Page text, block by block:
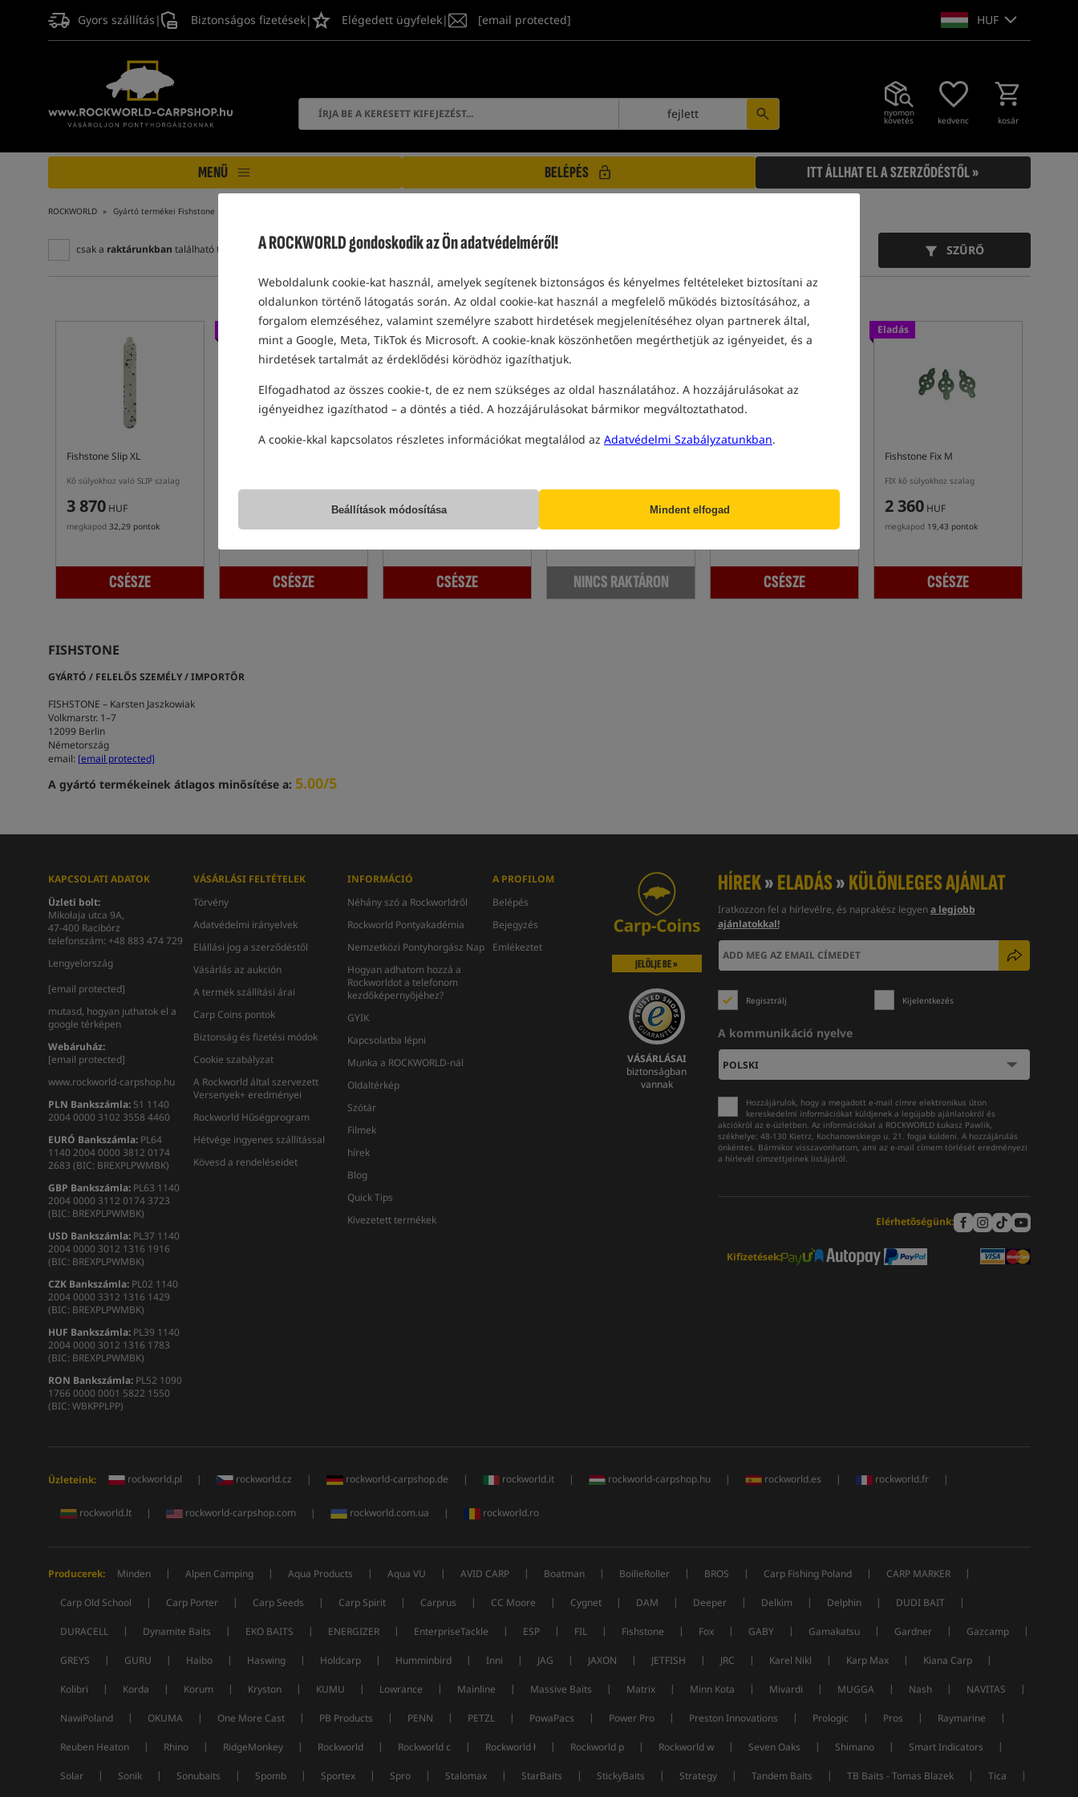
A ROCKWORLD gondoskodik az Ön adatvédelméről!
Weboldalunk cookie-kat használ, amelyek segítenek biztonságos és kényelmes feltételeket biztosítani az
oldalunkon történő látogatás során. Az oldal cookie-kat használ a megfelelő működés biztosításához, a
forgalom elemzéséhez, valamint személyre szabott hirdetések megjelenítéséhez olyan partnerek által,
mint a Google, Meta, TikTok és Microsoft. A cookie-knak köszönhetően megérthetjük az igényeidet, és a
hirdetések tartalmát az érdeklődési körödhöz igazíthatjuk.
Elfogadhatod az összes cookie-t, de ez nem szükséges az oldal használatához. A hozzájárulásokat az
igényeidhez igazíthatod – a döntés a tiéd. A hozzájárulásokat bármikor megváltoztathatod.
A cookie-kkal kapcsolatos részletes információkat megtalálod az Adatvédelmi Szabályzatunkban.
Beállítások módosítása Mindent elfogad
Gyors szállítás | Biztonságos fizetések| Elégedett ügyfelek| [email protected] HUF
nyomon
követés kedvenc kosár
fejlett
MENÜ BELÉPÉS ITT ÁLLHAT EL A SZERZŐDÉSTŐL »
ROCKWORLD Gyártó termékei Fishstone
csak a raktárunkban található termékek SZŰRŐ
TERMÉKEK FISHSTONE
Fishstone Slip XL
Kő súlyokhoz való SLIP szalag
3 870 HUF
megkapod 32,29 pontok
CSÉSZE
megkapod
CSÉSZE
2 020HUF
CSÉSZE NINCS RAKTÁRON
Eladás
3 120
CSÉSZE
Eladás
Fishstone Fix M
FIX kő súlyokhoz szalag
2 360 HUF
megkapod 19,43 pontok
CSÉSZE
FISHSTONE
GYÁRTÓ / FELELŐS SZEMÉLY / IMPORTŐR
FISHSTONE – Karsten Jaszkowiak
Volkmarstr. 1–7
12099 Berlin
Németország
email: [email protected]
A gyártó termékeinek átlagos minősítése a: 5.00/5
HÍREK»ELADÁS»KÜLÖNLEGES AJÁNLAT
Iratkozzon fel a hírlevélre, és naprakész legyena legjobb
ajánlatokkal!
Regisztrálj Kijelentkezés
A kommunikáció nyelve
Hozzájárulok, hogy a megadott e-mail címre elektronikus úton
kereskedelmi információkat küldjenek a legújabb ajánlatokról és
akciókról az e-üzletben. Az információkat a ROCKWORLD Łukasz Pawlik,
székhelye: 48-130 Kietrz, Kochanowskiego u. 21. fogja küldeni. A hozzájárulás
önkéntes. Bármikor visszavonhatom, ami az e-mail címem törlését eredményezi
a hírlevél címzettjeinek listájáról.
Elérhetőségünk:
Kifizetések:
KAPCSOLATI ADATOK
Üzleti bolt:
Mikołaja utca 9A,
47-400 Racibórz
telefonszám: +48 883 474 729
Lengyelország
[email protected]
mutasd, hogyan juthatok el a
google térképen
Webáruház:
[email protected]
www.rockworld-carpshop.hu
PLN Bankszámla:51 1140
2004 0000 3102 3558 4460
EURÓ Bankszámla:PL64
1140 2004 0000 3812 0174
2683 (BIC: BREXPLPWMBK)
GBP Bankszámla:PL63 1140
2004 0000 3112 0174 3723
(BIC: BREXPLPWMBK)
USD Bankszámla:PL37 1140
2004 0000 3012 1316 1916
(BIC: BREXPLPWMBK)
CZK Bankszámla:PL02 1140
2004 0000 3312 1316 1429
(BIC: BREXPLPWMBK)
HUF Bankszámla:PL39 1140
2004 0000 3012 1316 1783
(BIC: BREXPLPWMBK)
RON Bankszámla:PL52 1090
1766 0000 0001 5822 1550
(BIC: WBKPPLPP)
VÁSÁRLÁSI FELTÉTELEK
Törvény
Adatvédelmi irányelvek
Elállási jog a szerződéstől
Vásárlás az aukción
A termék szállítási árai
Carp Coins pontok
Biztonság és fizetési módok
Cookie szabályzat
A Rockworld által szervezett
Versenyek+ eredményei
Rockworld Hűségprogram
Hétvége ingyenes szállítással
Kövesd a rendeléseidet
INFORMÁCIÓ
Néhány szó a Rockworldről
Rockworld Pontyakadémia
Nemzetközi Pontyhorgász Nap
Hogyan adhatom hozzá a
Rockworldot a telefonom
kezdőképernyőjéhez?
GYIK
Kapcsolatba lépni
Munka a ROCKWORLD-nál
Oldaltérkép
Szótár
Filmek
hírek
Blog
Quick Tips
Kivezetett termékek
A PROFILOM
Belépés
Bejegyzés
Emlékeztet
JELÖLJE BE »
VÁSÁRLÁSAI
biztonságban
vannak
Üzleteink: rockworld.pl | rockworld.cz | rockworld-carpshop.de | rockworld.it | rockworld-carpshop.hu | rockworld.es | rockworld.fr |
rockworld.lt | rockworld-carpshop.com | rockworld.com.ua | rockworld.ro
Producerek: Minden | Alpen Camping | Aqua Products | Aqua VU | AVID CARP | Boatman | BoilieRoller | BROS | Carp Fishing Poland | CARP MARKER |
Carp Old School | Carp Porter | Carp Seeds | Carp Spirit | Carprus | CC Moore | Cygnet | DAM | Deeper | Delkim | Delphin | DUDI BAIT |
DURACELL | Dynamite Baits | EKO BAITS | ENERGIZER | EnterpriseTackle | ESP | FIL | Fishstone | Fox | GABY | Gamakatsu | Gardner | Gazcamp |
GREYS | GURU | Haibo | Haswing | Holdcarp | Humminbird | Inni | JAG | JAXON | JETFISH | JRC | Karel Nikl | Karp Max | Kiana Carp |
Kolibri | Korda | Korum | Kryston | KUMU | Lowrance | Mainline | Massive Baits | Matrix | Minn Kota | Mivardi | MUGGA | Nash | NAVITAS |
NawiPoland | OKUMA | One More Cast | PB Products | PENN | PETZL | PowaPacs | Power Pro | Preston Innovations | Prologic | Pros | Raymarine |
Reuben Heaton | Rhino | RidgeMonkey | Rockworld | Rockworld c | Rockworld ł | Rockworld p | Rockworld w | Seven Oaks | Shimano | Smart Indicators |
Solar | Sonik | Sonubaits | Spomb | Sportex | Spro | Stalomax | StarBaits | StickyBaits | Strategy | Tandem Baits | TB Baits - Tomas Blazek | Tica |